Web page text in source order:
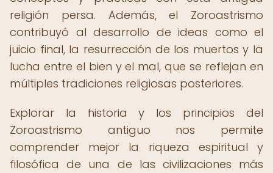
religión persa. Además, el Zoroastrismo
contribuyó al desarrollo de ideas como el
juicio final, la resurrección de los muertos y la
lucha entre el bien y el mal, que se reflejan en
múltiples tradiciones religiosas posteriores.
Explorar la historia y los principios del
Zoroastrismo antiguo nos permite
comprender mejor la riqueza espiritual y
filosófica de una de las civilizaciones más